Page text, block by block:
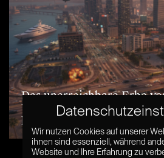
Das unerreichbare Erbe
Wird es je ein Spiel damit
können?
Wir nutzen Cookies auf unserer
ihnen sind essenziell, während
Website und Ihre Erfahrung zu